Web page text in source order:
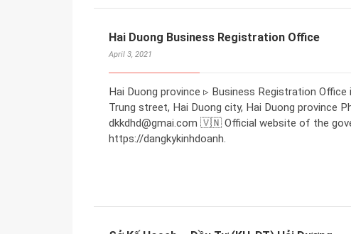
Hai Duong Business Registration Office
April 3, 2021
Hai Duong province ▹ Business Registration Office
Trung street, Hai Duong city, Hai Duong province
dkkdhd@gmai.com 🇻🇳 Official website of the
https://dangkykinhdoanh.